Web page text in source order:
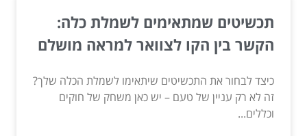
תכשיטים שמתאימים לשמלת כלה:
הקשר בין הקו לצוואר למראה מושלם
כיצד לבחור את התכשיטים שיתאימו לשמלת הכלה שלך?
זה לא רק עניין של טעם – יש כאן משחק של חוקים
וכללים...